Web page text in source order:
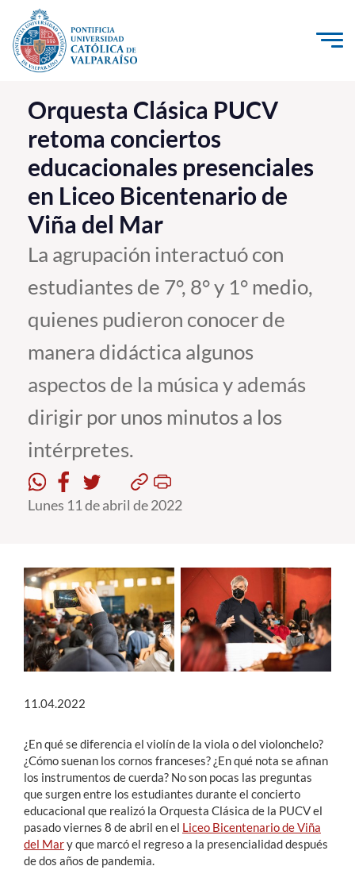
Click acá para ir directamente al contenido
La Universidad
Investigación, Creación e Innovación
PUCV Internacional
Vinculación con el Medio
Admisión
Pregrado
Postgrado
Formación Continua
Estudiantes
Académicos
Funcionarios
Alumni
Orquesta Clásica PUCV
retoma conciertos
educacionales presenciales
en Liceo Bicentenario de
Viña del Mar
La agrupación interactuó con
estudiantes de 7°, 8° y 1° medio,
quienes pudieron conocer de
manera didáctica algunos
aspectos de la música y además
dirigir por unos minutos a los
intérpretes.
Lunes 11 de abril de 2022
11.04.2022
¿En qué se diferencia el violín de la viola o del violonchelo?
¿Cómo suenan los cornos franceses? ¿En qué nota se afinan
los instrumentos de cuerda? No son pocas las preguntas
que surgen entre los estudiantes durante el concierto
educacional que realizó la Orquesta Clásica de la PUCV el
pasado viernes 8 de abril en el Liceo Bicentenario de Viña
del Mary que marcó el regreso a la presencialidad después
de dos años de pandemia.